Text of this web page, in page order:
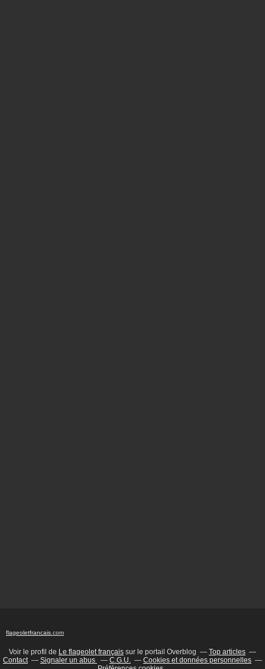
flageoletfrancais .com
Voir le profil de Le flageolet français sur le portail Overblog
Top articles
Contact
Signaler un abus C.G.U.
Cookies et données personnelles